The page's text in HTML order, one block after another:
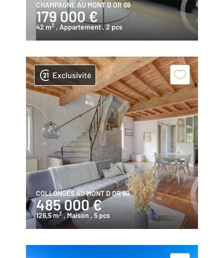
CHAMPAGNE AU MONT D OR 69
179 000 €
42 m2 , Appartement, 2 pcs
Exclusivité
COLLONGES AU MONT D OR 69
485 000 €
126,5 m2 , Maison , 5 pcs